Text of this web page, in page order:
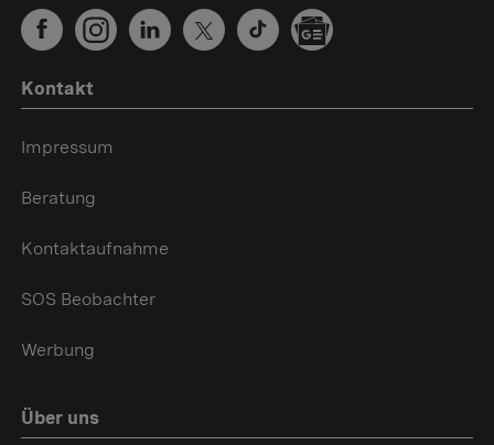
Kontakt
Impressum
Beratung
Kontaktaufnahme
SOS Beobachter
Werbung
Über uns